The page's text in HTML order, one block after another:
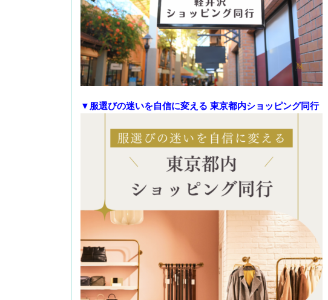
▼服選びの迷いを自信に変える 東京都内ショッピング同行